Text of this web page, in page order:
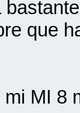
que
MI 8